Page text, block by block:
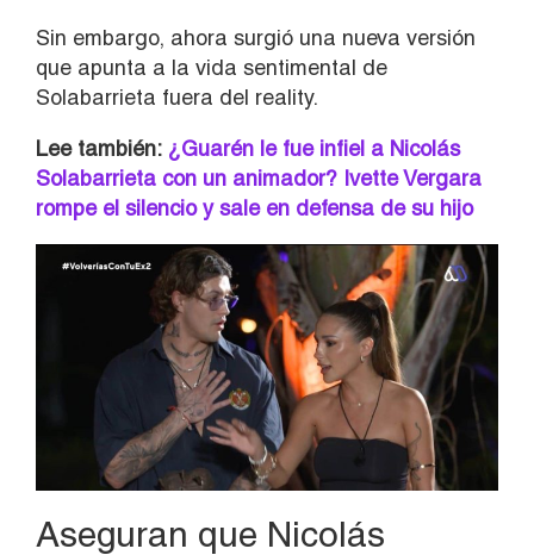
Sin embargo, ahora surgió una nueva versión
que apunta a la vida sentimental de
Solabarrieta fuera del reality.
Lee también: ¿Guarén le fue infiel a Nicolás
Solabarrieta con un animador? Ivette Vergara
rompe el silencio y sale en defensa de su hijo
Aseguran que Nicolás